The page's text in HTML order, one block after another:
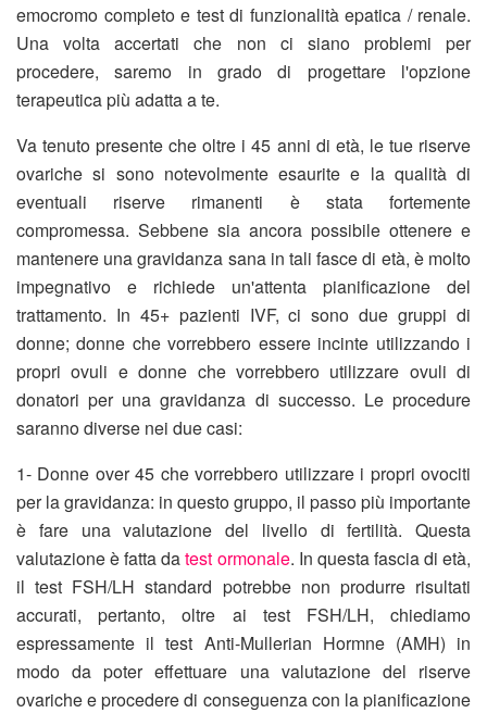
emocromo completo e test di funzionalità epatica / renale.
Una volta accertati che non ci siano problemi per
procedere, saremo in grado di progettare l'opzione
terapeutica più adatta a te.
Va tenuto presente che oltre i 45 anni di età, le tue riserve
ovariche si sono notevolmente esaurite e la qualità di
eventuali riserve rimanenti è stata fortemente
compromessa. Sebbene sia ancora possibile ottenere e
mantenere una gravidanza sana in tali fasce di età, è molto
impegnativo e richiede un'attenta pianificazione del
trattamento. In 45+ pazienti IVF, ci sono due gruppi di
donne; donne che vorrebbero essere incinte utilizzando i
propri ovuli e donne che vorrebbero utilizzare ovuli di
donatori per una gravidanza di successo. Le procedure
saranno diverse nei due casi:
1- Donne over 45 che vorrebbero utilizzare i propri ovociti
per la gravidanza: in questo gruppo, il passo più importante
è fare una valutazione del livello di fertilità. Questa
valutazione è fatta datest ormonale. In questa fascia di età,
il test FSH/LH standard potrebbe non produrre risultati
accurati, pertanto, oltre ai test FSH/LH, chiediamo
espressamente il test Anti-Mullerian Hormne (AMH) in
modo da poter effettuare una valutazione del riserve
ovariche e procedere di conseguenza con la pianificazione